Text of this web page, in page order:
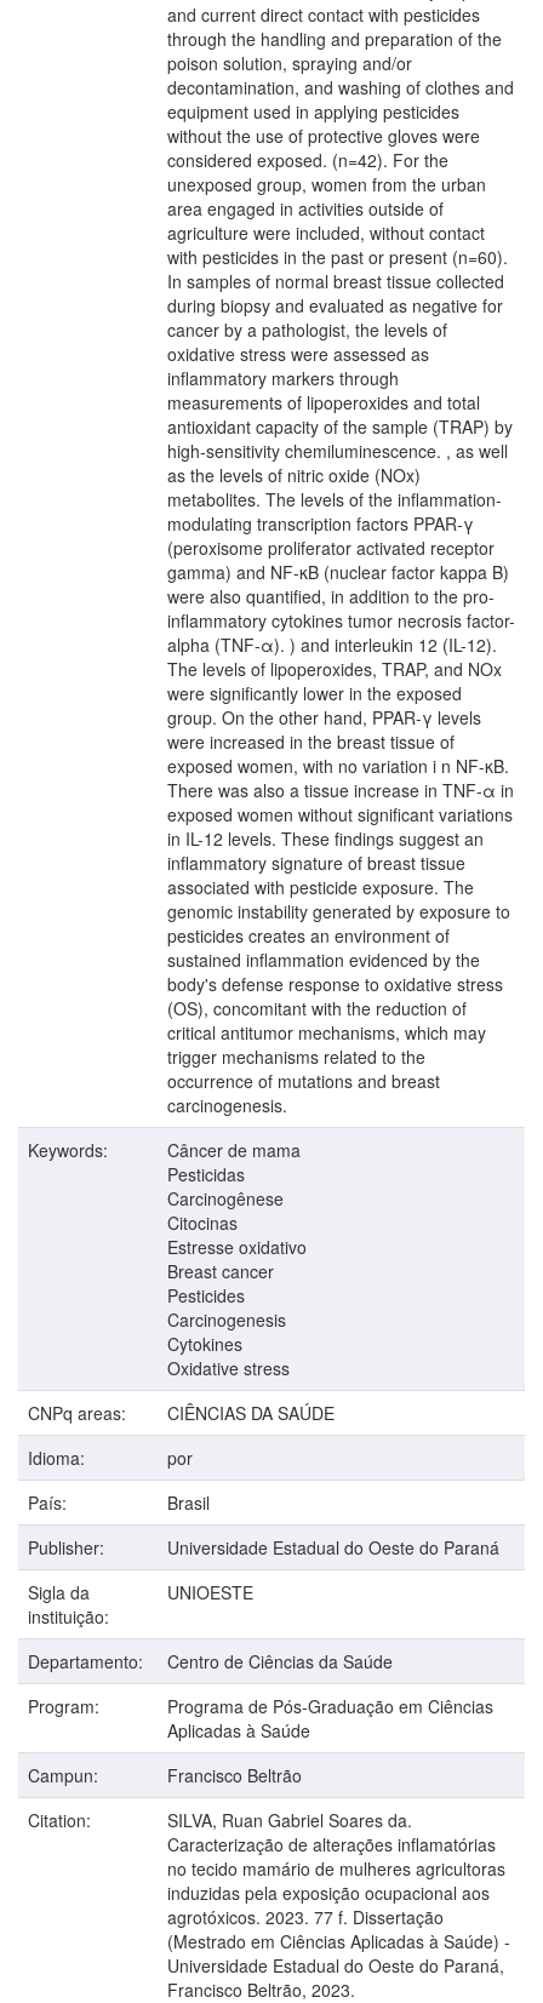
and current direct contact with pesticides
through the handling and preparation of the
poison solution, spraying and/or
decontamination, and washing of clothes and
equipment used in applying pesticides
without the use of protective gloves were
considered exposed. (n=42). For the
unexposed group, women from the urban
area engaged in activities outside of
agriculture were included, without contact
with pesticides in the past or present (n=60).
In samples of normal breast tissue collected
during biopsy and evaluated as negative for
cancer by a pathologist, the levels of
oxidative stress were assessed as
inflammatory markers through
measurements of lipoperoxides and total
antioxidant capacity of the sample (TRAP) by
high-sensitivity chemiluminescence. , as well
as the levels of nitric oxide (NOx)
metabolites. The levels of the inflammation-
modulating transcription factors PPAR-γ
(peroxisome proliferator activated receptor
gamma) and NF-κB (nuclear factor kappa B)
were also quantified, in addition to the pro-
inflammatory cytokines tumor necrosis factor-
alpha (TNF-α). ) and interleukin 12 (IL-12).
The levels of lipoperoxides, TRAP, and NOx
were significantly lower in the exposed
group. On the other hand, PPAR-γ levels
were increased in the breast tissue of
exposed women, with no variation i n NF-κB.
There was also a tissue increase in TNF-α in
exposed women without significant variations
in IL-12 levels. These findings suggest an
inflammatory signature of breast tissue
associated with pesticide exposure. The
genomic instability generated by exposure to
pesticides creates an environment of
sustained inflammation evidenced by the
body's defense response to oxidative stress
(OS), concomitant with the reduction of
critical antitumor mechanisms, which may
trigger mechanisms related to the
occurrence of mutations and breast
carcinogenesis.
Keywords:
Câncer de mama
Pesticidas
Carcinogênese
Citocinas
Estresse oxidativo
Breast cancer
Pesticides
Carcinogenesis
Cytokines
Oxidative stress
CNPq areas:
CIÊNCIAS DA SAÚDE
Idioma:
por
País:
Brasil
Publisher:
Universidade Estadual do Oeste do Paraná
Sigla da
instituição:
UNIOESTE
Departamento:
Centro de Ciências da Saúde
Program:
Programa de Pós-Graduação em Ciências
Aplicadas à Saúde
Campun:
Francisco Beltrão
Citation:
SILVA, Ruan Gabriel Soares da.
Caracterização de alterações inflamatórias
no tecido mamário de mulheres agricultoras
induzidas pela exposição ocupacional aos
agrotóxicos. 2023. 77 f. Dissertação
(Mestrado em Ciências Aplicadas à Saúde) -
Universidade Estadual do Oeste do Paraná,
Francisco Beltrão, 2023.